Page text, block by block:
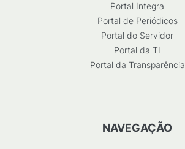
Portal Integra
Portal de Periódicos
Portal do Servidor
Portal da TI
Portal da Transparência
NAVEGAÇÃO